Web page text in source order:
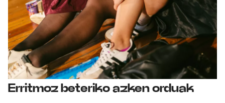
Erritmoz beteriko azken orduak